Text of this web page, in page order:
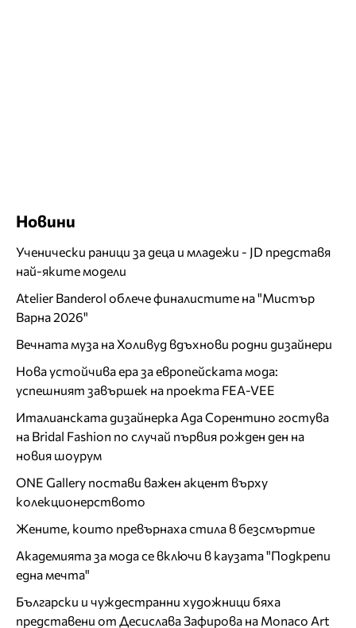
Новини
Ученически раници за деца и младежи - JD представя
най-яките модели
Atelier Banderol облече финалистите на "Мистър
Варна 2026"
Вечната муза на Холивуд вдъхнови родни дизайнери
Нова устойчива ера за европейската мода:
успешният завършек на проекта FEA-VEE
Италианската дизайнерка Ада Сорентино гостува
на Bridal Fashion по случай първия рожден ден на
новия шоурум
ONE Gallery постави важен акцент върху
колекционерството
Жените, които превърнаха стила в безсмъртие
Академията за мода се включи в каузата "Подкрепи
една мечта"
Български и чуждестранни художници бяха
представени от Десислава Зафирова на Monaco Art